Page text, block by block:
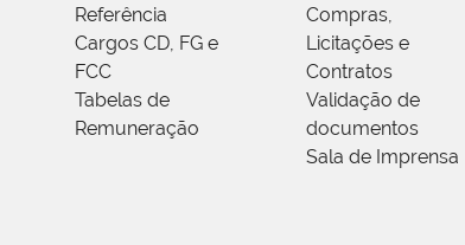
Referência
Cargos CD, FG e
FCC
Tabelas de
Remuneração
Compras,
Licitações e
Contratos
Validação de
documentos
Sala de Imprensa